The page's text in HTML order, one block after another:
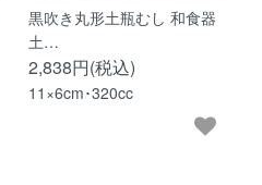
黒吹き丸形土瓶むし 和食器
土…
2,838円(税込)
11×6cm･320cc